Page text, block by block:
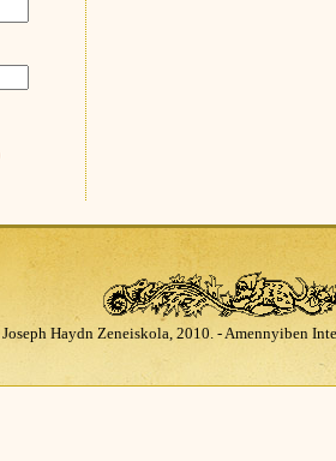
Haydn Zeneiskola, 2010. - Amennyiben